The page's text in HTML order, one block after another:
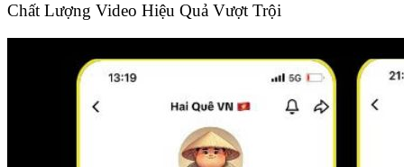
Chất Lượng Video Hiệu Quả Vượt Trội